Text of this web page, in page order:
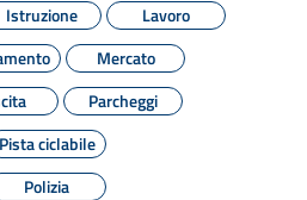
Istruzione
Lavoro
Mercato
Parcheggi
Pista ciclabile
Polizia